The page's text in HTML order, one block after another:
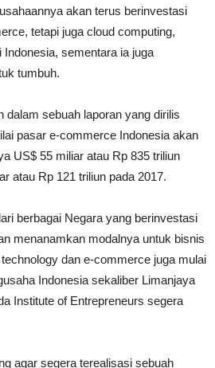
akan terus berinvestasi
tetapi juga cloud computing,
sementara ia juga
tumbuh.
sebuah laporan yang dirilis
pasar e-commerce Indonesia akan
US$ 55 miliar atau Rp 835 triliun
atau Rp 121 triliun pada 2017.
berbagai Negara yang berinvestasi
menanamkan modalnya untuk bisnis
dan e-commerce juga mulai
Indonesia sekaliber Limanjaya
Institute of Entrepreneurs segera
agar segera terealisasi sebuah